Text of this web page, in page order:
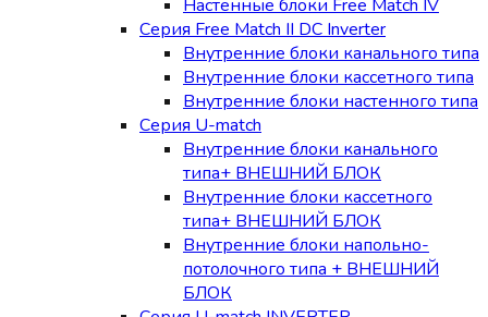
Настенные блоки Free Match IV
Серия Free Match II DC Inverter
Внутренние блоки канального типа
Внутренние блоки кассетного типа
Внутренние блоки настенного типа
Серия U-match
Внутренние блоки канального
типа+ ВНЕШНИЙ БЛОК
Внутренние блоки кассетного
типа+ ВНЕШНИЙ БЛОК
Внутренние блоки напольно-
потолочного типа + ВНЕШНИЙ
БЛОК